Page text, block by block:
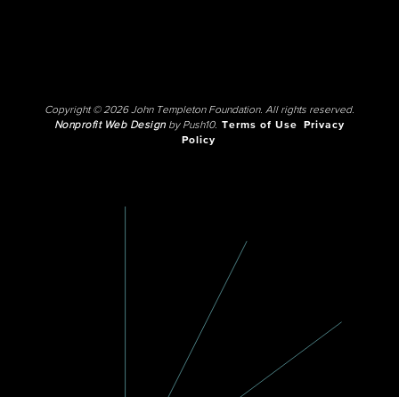
Copyright © 2026 John Templeton Foundation. All rights reserved.
Nonprofit Web Designby Push10. Terms of Use
Privacy
Policy